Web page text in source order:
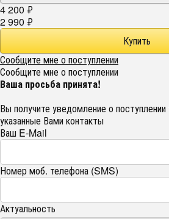
4 200 ₽
2 990 ₽
Сообщите мне о поступлении
Сообщите мне о поступлении
Ваша просьба принята!
Вы получите уведомление о
указанные Вами контакты
Ваш E-Mail
Номер моб. телефона (SMS)
Актуальность